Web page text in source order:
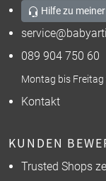
Hilfe zu
089 904 750 60
Montag bis Freitag
Kontakt
KUNDEN
Trusted Shops